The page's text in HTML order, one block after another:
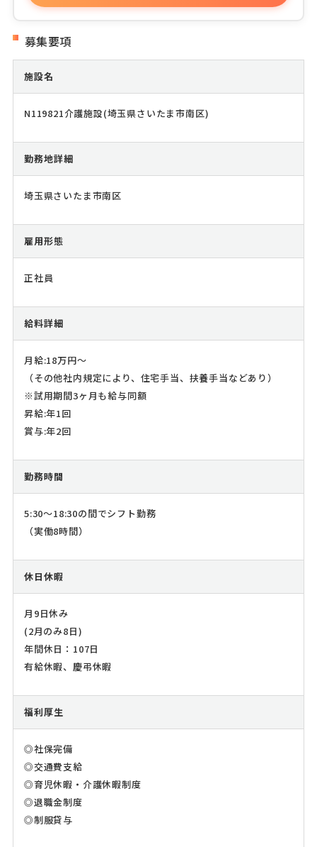
募集要項
施設名
N119821介護施設(埼玉県さいたま市南区)
勤務地詳細
埼玉県さいたま市南区
雇用形態
正社員
給料詳細
月給:18万円～
（その他社内規定により、住宅手当、扶養手当などあり）
※試用期間3ヶ月も給与同額
昇給:年1回
賞与:年2回
勤務時間
5:30～18:30の間でシフト勤務
（実働8時間）
休日休暇
月9日休み
(2月のみ8日)
年間休日：107日
有給休暇、慶弔休暇
福利厚生
◎社保完備
◎交通費支給
◎育児休暇・介護休暇制度
◎退職金制度
◎制服貸与